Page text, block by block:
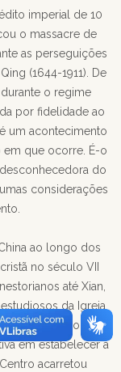
imperial de 10
o massacre de
as perseguições
(1644-1911). De
o regime
por fidelidade ao
um acontecimento
que ocorre. É-o
do
considerações
ao longo dos
no século VII
até Xian,
da Igreja
evangelização do
em estabelecer a
acarretou